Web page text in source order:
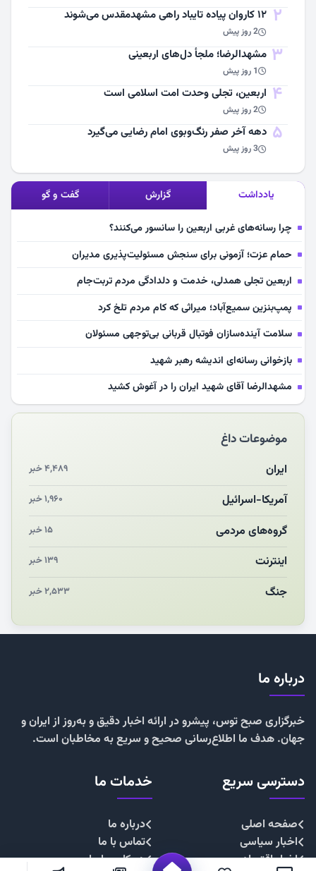
2 ۱۲ کاروان پیاده تایباد راهی مشهدمقدس می‌شوند
2 روز پیش
3 مشهد‌الرضا؛ ملجأ دل‌های اربعینی
1 روز پیش
4 اربعین، تجلی وحدت امت اسلامی است
2 روز پیش
5 دهه آخر صفر رنگ‌وبوی امام رضایی می‌گیرد
3 روز پیش
یادداشت گزارش گفت و گو
چرا رسانه‌های غربی اربعین را سانسور می‌کنند؟
حمام عزت؛ آزمونی برای سنجش مسئولیت‌پذیری مدیران
اربعین تجلی همدلی، خدمت و دلدادگی مردم تربت‌جام
پمپ‌بنزین سمیع‌آباد؛ میراثی که کام مردم تلخ کرد
سلامت آینده‌سازان فوتبال قربانی بی‌توجهی مسئولان
بازخوانی رسانه‌ای اندیشه رهبر شهید
مشهدالرضا آقای شهید ایران را در آغوش کشید
مکن ای صبح طلوع
چرایی «استقبال از آقای ایران»
انقلاب مردمی و مردم انقلابی
مرگ خاموش زیست‌محیطی در منطقه تربت‌جام
چو‌ن‌وچرا در «علی‌الاصول» یا انتظار برای تحقق شروط
موضوعات داغ
ایران ۴,۴۸۹ خبر
آمریکا-اسرائیل ۱,۹۶۰ خبر
گروه‌های مردمی ۱۵ خبر
اینترنت ۱۳۹ خبر
جنگ ۲,۵۳۳ خبر
درباره ما
خبرگزاری صبح توس، پیشرو در ارائه اخبار دقیق و به‌روز از ایران و
جهان. هدف ما اطلاع‌رسانی صحیح و سریع به مخاطبان است.
دسترسی سریع
صفحه اصلی
اخبار سیاسی
اخبار اقتصادی
خدمات ما
درباره ما
تماس با ما
همکاری با ما